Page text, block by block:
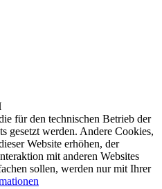
für den technischen Betrieb der
gesetzt werden. Andere Cookies,
Website erhöhen, der
mit anderen Websites
sollen, werden nur mit Ihrer